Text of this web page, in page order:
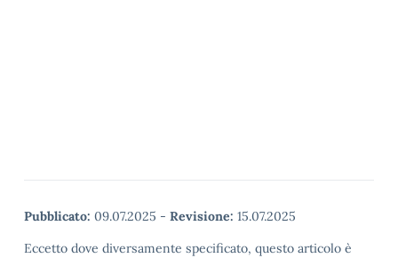
Pubblicato: 09.07.2025 - Revisione: 15.07.2025
Eccetto dove diversamente specificato, questo articolo è